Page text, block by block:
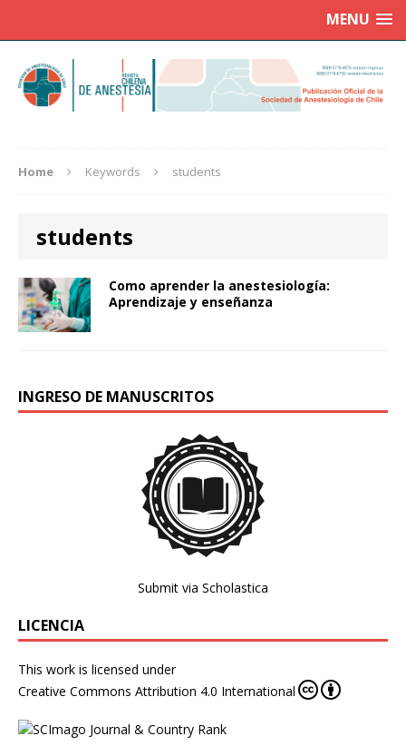
MENU
Home Keywords students
students
Como aprender la anestesiología:
Aprendizaje y enseñanza
INGRESO DE MANUSCRITOS
Submit via Scholastica
LICENCIA
This work is licensed under
Creative Commons Attribution 4.0 International